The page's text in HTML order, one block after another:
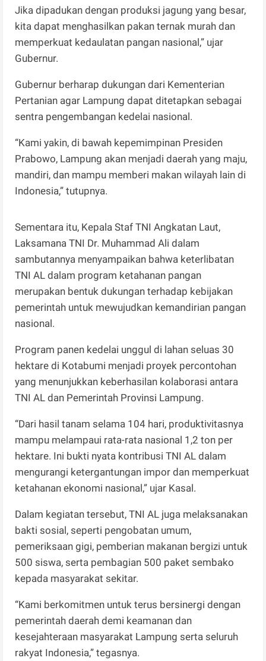
Jika dipadukan dengan produksi jagung yang besar,
kita dapat menghasilkan pakan ternak murah dan
memperkuat kedaulatan pangan nasional,” ujar
Gubernur.
Gubernur berharap dukungan dari Kementerian
Pertanian agar Lampung dapat ditetapkan sebagai
sentra pengembangan kedelai nasional.
“Kami yakin, di bawah kepemimpinan Presiden
Prabowo, Lampung akan menjadi daerah yang maju,
mandiri, dan mampu memberi makan wilayah lain di
Indonesia,” tutupnya.
Sementara itu, Kepala Staf TNI Angkatan Laut,
Laksamana TNI Dr. Muhammad Ali dalam
sambutannya menyampaikan bahwa keterlibatan
TNI AL dalam program ketahanan pangan
merupakan bentuk dukungan terhadap kebijakan
pemerintah untuk mewujudkan kemandirian pangan
nasional.
Program panen kedelai unggul di lahan seluas 30
hektare di Kotabumi menjadi proyek percontohan
yang menunjukkan keberhasilan kolaborasi antara
TNI AL dan Pemerintah Provinsi Lampung.
“Dari hasil tanam selama 104 hari, produktivitasnya
mampu melampaui rata-rata nasional 1,2 ton per
hektare. Ini bukti nyata kontribusi TNI AL dalam
mengurangi ketergantungan impor dan memperkuat
ketahanan ekonomi nasional,” ujar Kasal.
Dalam kegiatan tersebut, TNI AL juga melaksanakan
bakti sosial, seperti pengobatan umum,
pemeriksaan gigi, pemberian makanan bergizi untuk
500 siswa, serta pembagian 500 paket sembako
kepada masyarakat sekitar.
“Kami berkomitmen untuk terus bersinergi dengan
pemerintah daerah demi keamanan dan
kesejahteraan masyarakat Lampung serta seluruh
rakyat Indonesia,” tegasnya.